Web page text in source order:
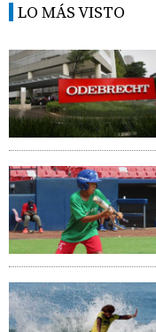
LO MÁS VISTO